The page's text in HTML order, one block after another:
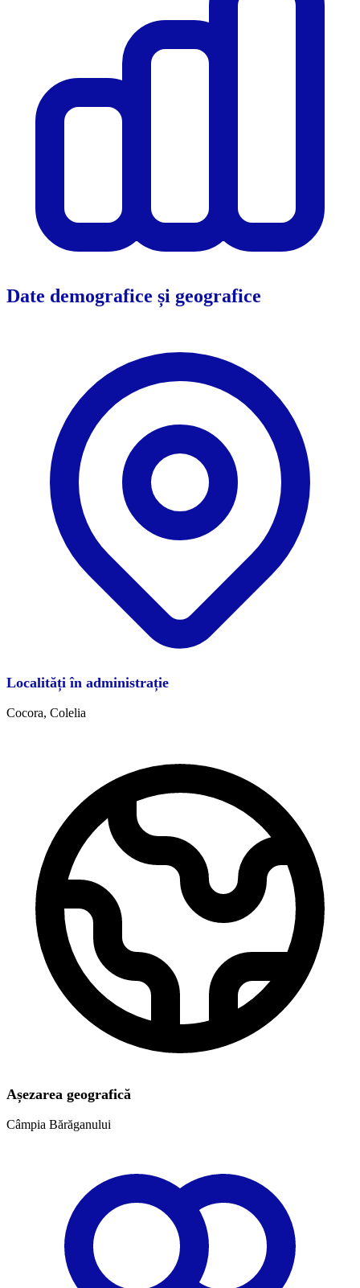
Date demografice și geografice
Localități în administrație
Cocora, Colelia
Așezarea geografică
Câmpia Bărăganului